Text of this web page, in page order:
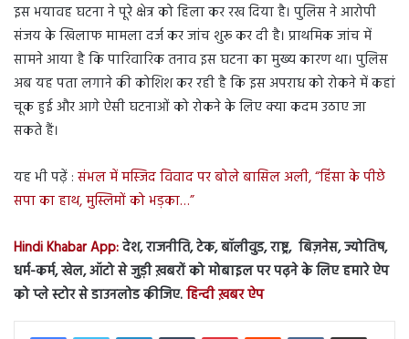
इस भयावह घटना ने पूरे क्षेत्र को हिला कर रख दिया है। पुलिस ने आरोपी
संजय के खिलाफ मामला दर्ज कर जांच शुरू कर दी है। प्राथमिक जांच में
सामने आया है कि पारिवारिक तनाव इस घटना का मुख्य कारण था। पुलिस
अब यह पता लगाने की कोशिश कर रही है कि इस अपराध को रोकने में कहां
चूक हुई और आगे ऐसी घटनाओं को रोकने के लिए क्या कदम उठाए जा
सकते हैं।
यह भी पढ़ें : संभल में मस्जिद विवाद पर बोले बासिल अली, “हिंसा के पीछे
सपा का हाथ, मुस्लिमों को भड़का…”
Hindi Khabar App:देश, राजनीति, टेक, बॉलीवुड, राष्ट्र, बिज़नेस, ज्योतिष,
धर्म-कर्म, खेल, ऑटो से जुड़ी ख़बरों को मोबाइल पर पढ़ने के लिए हमारे ऐप
को प्ले स्टोर से डाउनलोड कीजिए.हिन्दी ख़बर ऐप